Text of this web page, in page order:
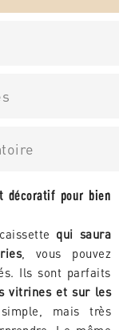
décoratif pour bien
qui saura
, vous pouvez
Ils sont parfaits
vitrines et sur les
mais très